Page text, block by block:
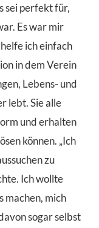
sei perfekt für,
Es war mir
ich einfach
in dem Verein
Lebens- und
lebt. Sie alle
und erhalten
können. „Ich
zu
Ich wollte
machen, mich
sogar selbst